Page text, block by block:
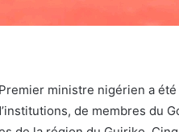
ministre nigérien a
de membres du